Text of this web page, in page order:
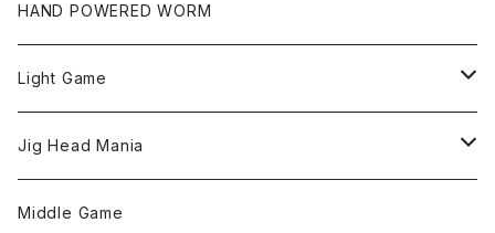
HAND POWERED WORM
Light Game
LightGame Worm
Bスネイクmicro
Snap
Jig Head Mania
Phase-up
Middle Game